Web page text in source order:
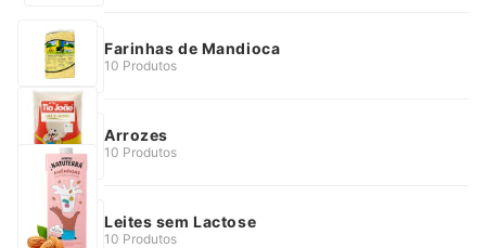
Farinhas de Mandioca
10 Produtos
Arrozes
10 Produtos
Leites sem Lactose
10 Produtos